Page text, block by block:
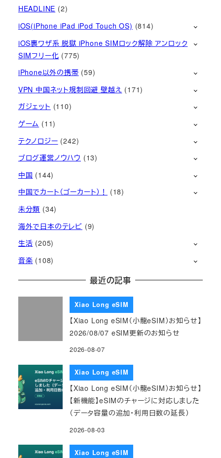
HEADLINE (2)
iOS(iPhone iPad iPod Touch OS) (814)
iOS裏ワザ系 脱獄 iPhone SIMロック解除 アンロック
SIMフリー化 (775)
iPhone以外の携帯 (59)
VPN 中国ネット規制回避 壁越え (171)
ガジェット (110)
ゲーム (11)
テクノロジー (242)
ブログ運営ノウハウ (13)
中国 (144)
中国でカート（ゴーカート）！
(18)
未分類 (34)
海外で日本のテレビ (9)
生活 (205)
音楽 (108)
最近の記事
Xiao Long eSIM
【Xiao Long eSIM（小龍eSIM）お知らせ】
2026/08/07 eSIM更新のお知らせ
2026-08-07
Xiao Long eSIM
【Xiao Long eSIM（小龍eSIM）お知らせ】
【新機能】eSIMのチャージに対応しました
（データ容量の追加・利用日数の延長）
2026-08-03
Xiao Long eSIM